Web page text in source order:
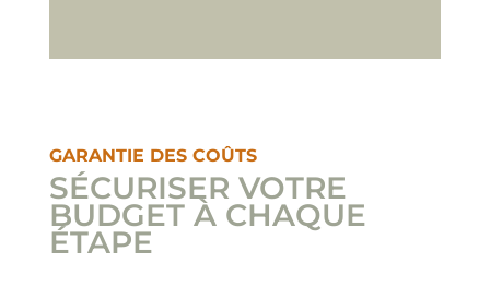
GARANTIE DES COÛTS
SÉCURISER VOTRE
BUDGET À CHAQUE
ÉTAPE